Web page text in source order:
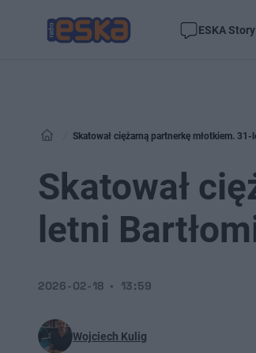
ESKA Story
Skatował ciężarną partnerkę młotkiem.
Skatował
letni
Wojciech Kulig
2026-02-18 13:59